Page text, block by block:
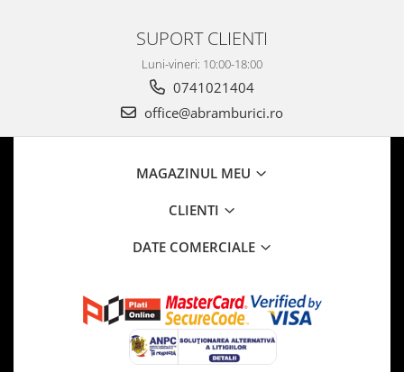
SUPORT CLIENTI
Luni-vineri: 10:00-18:00
0741021404
office@abramburici.ro
MAGAZINUL MEU
CLIENTI
DATE COMERCIALE